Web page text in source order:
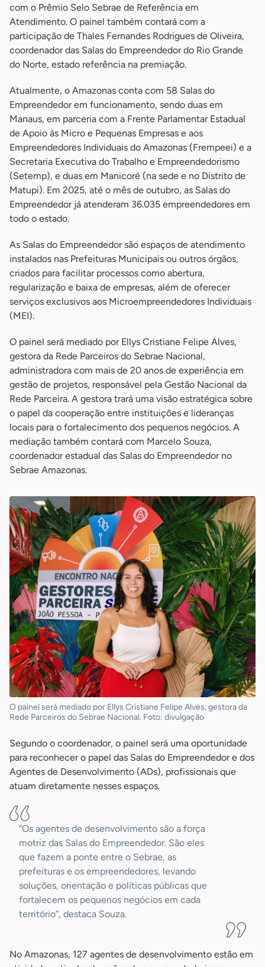
com o Prêmio Selo Sebrae de Referência em
Atendimento. O painel também contará com a
participação de Thales Fernandes Rodrigues de Oliveira,
coordenador das Salas do Empreendedor do Rio Grande
do Norte, estado referência na premiação.
Atualmente, o Amazonas conta com 58 Salas do
Empreendedor em funcionamento, sendo duas em
Manaus, em parceria com a Frente Parlamentar Estadual
de Apoio às Micro e Pequenas Empresas e aos
Empreendedores Individuais do Amazonas (Frempeei) e a
Secretaria Executiva do Trabalho e Empreendedorismo
(Setemp), e duas em Manicoré (na sede e no Distrito de
Matupi). Em 2025, até o mês de outubro, as Salas do
Empreendedor já atenderam 36.035 empreendedores em
todo o estado.
As Salas do Empreendedor são espaços de atendimento
instalados nas Prefeituras Municipais ou outros órgãos,
criados para facilitar processos como abertura,
regularização e baixa de empresas, além de oferecer
serviços exclusivos aos Microempreendedores Individuais
(MEI).
O painel será mediado por Ellys Cristiane Felipe Alves,
gestora da Rede Parceiros do Sebrae Nacional,
administradora com mais de 20 anos de experiência em
gestão de projetos, responsável pela Gestão Nacional da
Rede Parceira. A gestora trará uma visão estratégica sobre
o papel da cooperação entre instituições e lideranças
locais para o fortalecimento dos pequenos negócios. A
mediação também contará com Marcelo Souza,
coordenador estadual das Salas do Empreendedor no
Sebrae Amazonas.
O painel será mediado por Ellys Cristiane Felipe Alves, gestora da
Rede Parceiros do Sebrae Nacional. Foto: divulgação
Segundo o coordenador, o painel será uma oportunidade
para reconhecer o papel das Salas do Empreendedor e dos
Agentes de Desenvolvimento (ADs), profissionais que
atuam diretamente nesses espaços.
“Os agentes de desenvolvimento são a força
motriz das Salas do Empreendedor. São eles
que fazem a ponte entre o Sebrae, as
prefeituras e os empreendedores, levando
soluções, orientação e políticas públicas que
fortalecem os pequenos negócios em cada
território”, destaca Souza.
No Amazonas, 127 agentes de desenvolvimento estão em